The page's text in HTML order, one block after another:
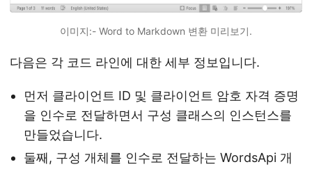
이미지:- Word to Markdown 변환 미리보기.
다음은 각 코드 라인에 대한 세부 정보입니다.
먼저 클라이언트 ID 및 클라이언트 암호 자격 증명
을 인수로 전달하면서 구성 클래스의 인스턴스를
만들었습니다.
둘째, 구성 개체를 인수로 전달하는 WordsApi 개